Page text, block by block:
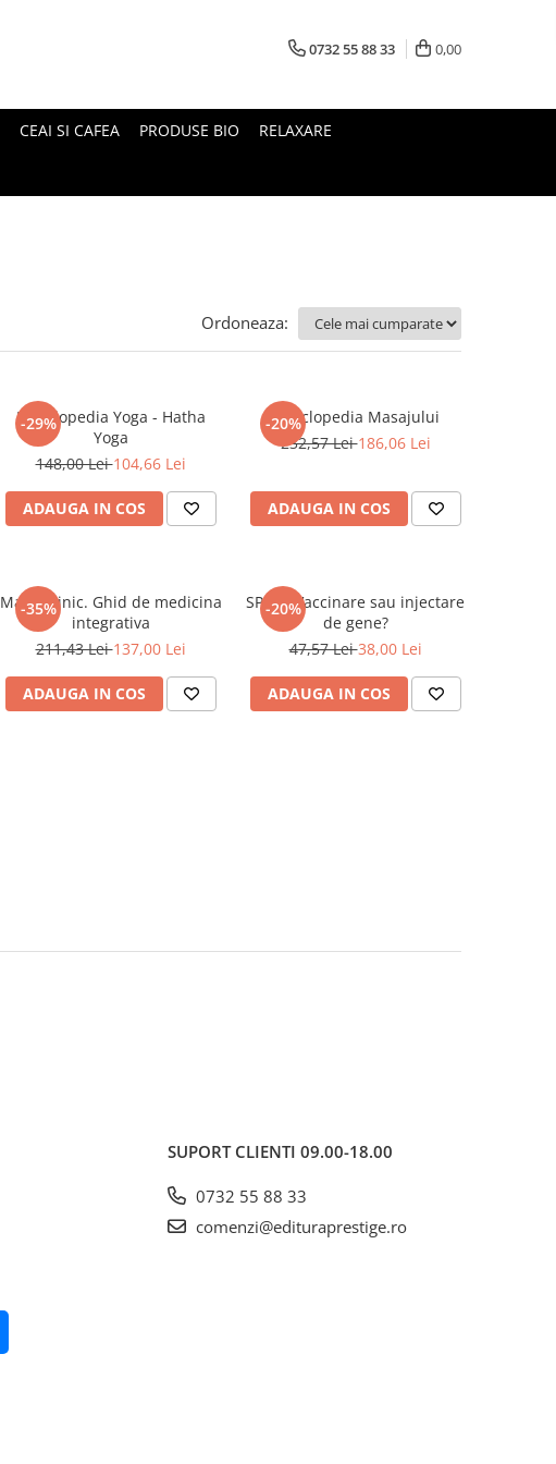
0732 55 88 33 0,00
CEAI SI CAFEA PRODUSE BIO RELAXARE
Ordoneaza:
-29%
Enciclopedia Yoga - Hatha
Yoga
148,00 Lei104,66 Lei
ADAUGA IN COS
-20%
Enciclopedia Masajului
232,57 Lei186,06 Lei
ADAUGA IN COS
-35%
Mayo Clinic. Ghid de medicina
integrativa
211,43 Lei137,00 Lei
ADAUGA IN COS
-20%
SPIKE. Vaccinare sau injectare
de gene?
47,57 Lei38,00 Lei
ADAUGA IN COS
SUPORT CLIENTI 09.00-18.00
0732 55 88 33
comenzi@edituraprestige.ro